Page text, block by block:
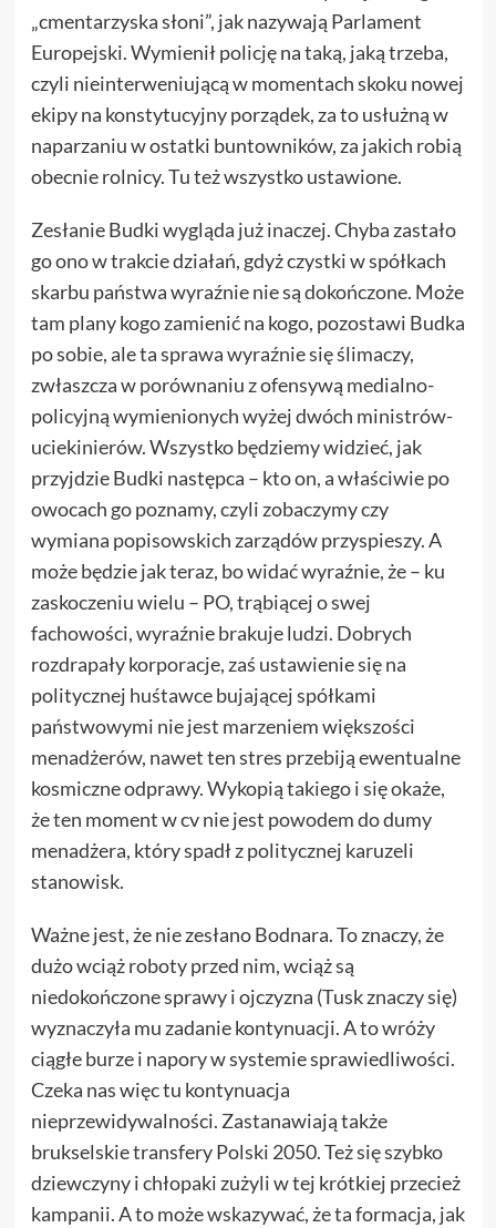
„cmentarzyska słoni”, jak nazywają Parlament
Europejski. Wymienił policję na taką, jaką trzeba,
czyli nieinterweniującą w momentach skoku nowej
ekipy na konstytucyjny porządek, za to usłużną w
naparzaniu w ostatki buntowników, za jakich robią
obecnie rolnicy. Tu też wszystko ustawione.
Zesłanie Budki wygląda już inaczej. Chyba zastało
go ono w trakcie działań, gdyż czystki w spółkach
skarbu państwa wyraźnie nie są dokończone. Może
tam plany kogo zamienić na kogo, pozostawi Budka
po sobie, ale ta sprawa wyraźnie się ślimaczy,
zwłaszcza w porównaniu z ofensywą medialno-
policyjną wymienionych wyżej dwóch ministrów-
uciekinierów. Wszystko będziemy widzieć, jak
przyjdzie Budki następca – kto on, a właściwie po
owocach go poznamy, czyli zobaczymy czy
wymiana popisowskich zarządów przyspieszy. A
może będzie jak teraz, bo widać wyraźnie, że – ku
zaskoczeniu wielu – PO, trąbiącej o swej
fachowości, wyraźnie brakuje ludzi. Dobrych
rozdrapały korporacje, zaś ustawienie się na
politycznej huśtawce bujającej spółkami
państwowymi nie jest marzeniem większości
menadżerów, nawet ten stres przebiją ewentualne
kosmiczne odprawy. Wykopią takiego i się okaże,
że ten moment w cv nie jest powodem do dumy
menadżera, który spadł z politycznej karuzeli
stanowisk.
Ważne jest, że nie zesłano Bodnara. To znaczy, że
dużo wciąż roboty przed nim, wciąż są
niedokończone sprawy i ojczyzna (Tusk znaczy się)
wyznaczyła mu zadanie kontynuacji. A to wróży
ciągłe burze i napory w systemie sprawiedliwości.
Czeka nas więc tu kontynuacja
nieprzewidywalności. Zastanawiają także
brukselskie transfery Polski 2050. Też się szybko
dziewczyny i chłopaki zużyli w tej krótkiej przecież
kampanii. A to może wskazywać, że ta formacja, jak